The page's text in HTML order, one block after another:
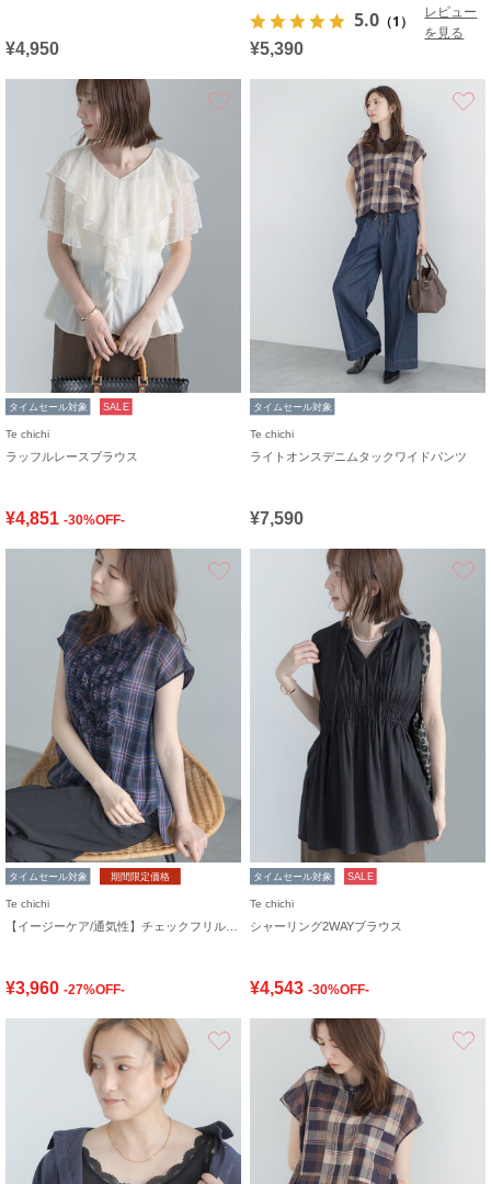
¥4,950
5.0 （1）
レビュー
を見る
¥5,390
タイムセール対象 SALE
Te chichi
ラッフルレースブラウス
¥4,851 -30%OFF-
タイムセール対象
Te chichi
ライトオンスデニムタックワイドパンツ
¥7,590
タイムセール対象 期間限定価格
Te chichi
¥3,960 -27%OFF-
タイムセール対象 SALE
Te chichi
シャーリング2WAYブラウス
¥4,543 -30%OFF-